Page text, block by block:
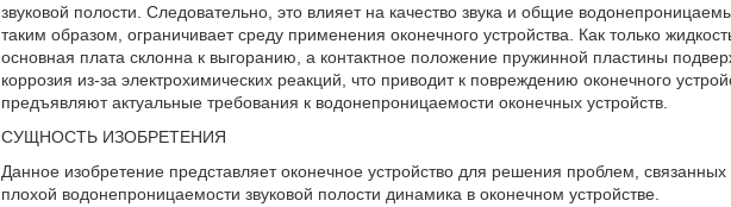
звуковой полости. Следовательно, это влияет на качество звука и общие
таким образом, ограничивает среду применения оконечного устройства. Как только
основная плата склонна к выгоранию, а контактное положение пружинной пластины
коррозия из-за электрохимических реакций, что приводит к повреждению оконечного
предъявляют актуальные требования к водонепроницаемости оконечных устройств.
СУЩНОСТЬ ИЗОБРЕТЕНИЯ
Данное изобретение представляет оконечное устройство для решения проблем, связанных
плохой водонепроницаемости звуковой полости динамика в оконечном устройстве.